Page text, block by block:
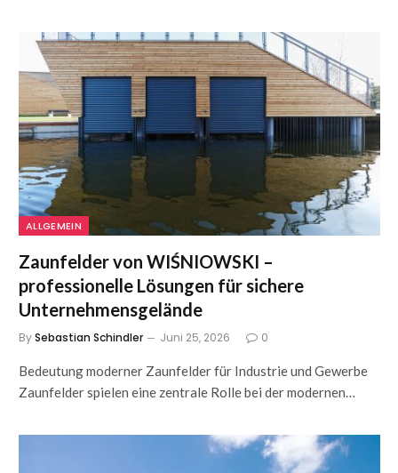
ALLGEMEIN
Zaunfelder von WIŚNIOWSKI –
professionelle Lösungen für sichere
Unternehmensgelände
BySebastian Schindler Juni 25, 2026 0
Bedeutung moderner Zaunfelder für Industrie und Gewerbe
Zaunfelder spielen eine zentrale Rolle bei der modernen…